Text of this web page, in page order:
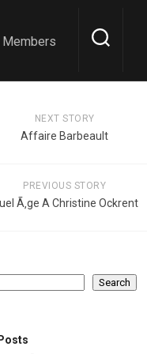
NEXT STORY
Affaire Barbeault
PREVIOUS STORY
Ã‚ge A Christine Ockrent
Search